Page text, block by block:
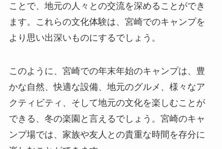
ことで、地元の人々との交流を深めることができ
ます。これらの文化体験は、宮崎でのキャンプを
より思い出深いものにするでしょう。
このように、宮崎での年末年始のキャンプは、豊
かな自然、快適な設備、地元のグルメ、様々なア
クティビティ、そして地元の文化を楽しむことが
できる、冬の楽園と言えるでしょう。宮崎のキャ
ンプ場では、家族や友人との貴重な時間を存分に